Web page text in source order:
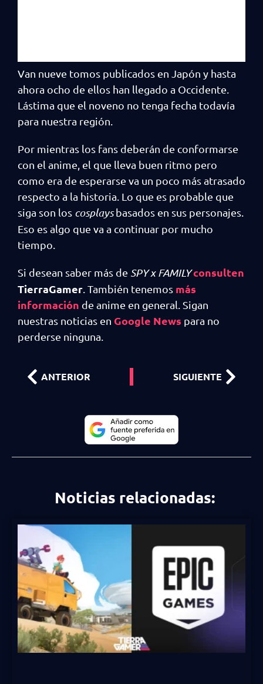
Van nueve tomos publicados en Japón y hasta
ahora ocho de ellos han llegado a Occidente.
Lástima que el noveno no tenga fecha todavía
para nuestra región.
Por mientras los fans deberán de conformarse
con el anime, el que lleva buen ritmo pero
como era de esperarse va un poco más atrasado
respecto a la historia. Lo que es probable que
siga son los cosplaysbasados en sus personajes.
Eso es algo que va a continuar por mucho
tiempo.
Si desean saber más de SPY x FAMILYconsulten
TierraGamer . También tenemos más
información de anime en general. Sigan
nuestras noticias en Google News para no
perderse ninguna.
ANTERIOR SIGUIENTE
Noticias relacionadas: